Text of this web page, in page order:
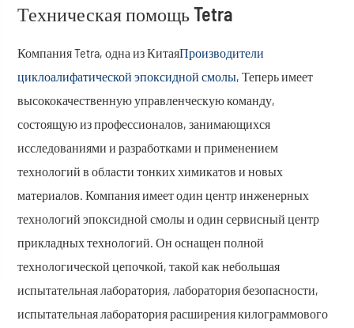
Техническая помощь Tetra
Компания Tetra, одна из КитаяПроизводители
циклоалифатической эпоксидной смолы, Теперь имеет
высококачественную управленческую команду,
состоящую из профессионалов, занимающихся
исследованиями и разработками и применением
технологий в области тонких химикатов и новых
материалов. Компания имеет один центр инженерных
технологий эпоксидной смолы и один сервисный центр
прикладных технологий. Он оснащен полной
технологической цепочкой, такой как небольшая
испытательная лаборатория, лаборатория безопасности,
испытательная лаборатория расширения килограммового